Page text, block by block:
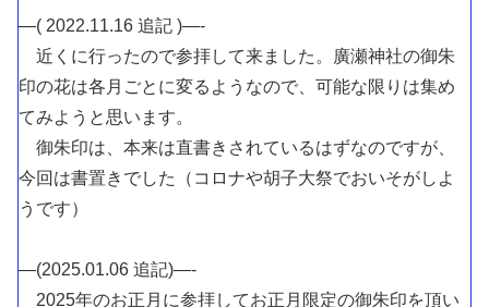
—( 2022.11.16 追記 )—-
近くに行ったので参拝して来ました。廣瀬神社の御朱
印の花は各月ごとに変るようなので、可能な限りは集め
てみようと思います。
御朱印は、本来は直書きされているはずなのですが、
今回は書置きでした（コロナや胡子大祭でおいそがしよ
うです）
—(2025.01.06 追記)—-
2025年のお正月に参拝してお正月限定の御朱印を頂い